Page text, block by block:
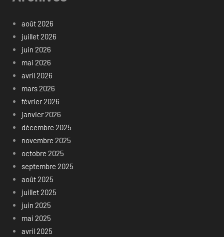
août 2026
juillet 2026
juin 2026
mai 2026
avril 2026
mars 2026
février 2026
janvier 2026
décembre 2025
novembre 2025
octobre 2025
septembre 2025
août 2025
juillet 2025
juin 2025
mai 2025
avril 2025